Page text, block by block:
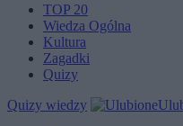
TOP 20
Wiedza Ogólna
Kultura
Zagadki
Quizy
Quizy wiedzy